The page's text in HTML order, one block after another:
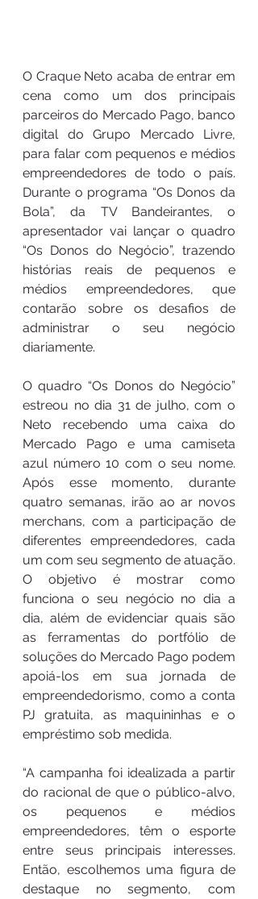
O Craque Neto acaba de entrar em
cena como um dos principais
parceiros do Mercado Pago, banco
digital do Grupo Mercado Livre,
para falar com pequenos e médios
empreendedores de todo o país.
Durante o programa “Os Donos da
Bola”, da TV Bandeirantes, o
apresentador vai lançar o quadro
“Os Donos do Negócio”, trazendo
histórias reais de pequenos e
médios empreendedores, que
contarão sobre os desafios de
administrar o seu negócio
diariamente.
O quadro “Os Donos do Negócio”
estreou no dia 31 de julho, com o
Neto recebendo uma caixa do
Mercado Pago e uma camiseta
azul número 10 com o seu nome.
Após esse momento, durante
quatro semanas, irão ao ar novos
merchans, com a participação de
diferentes empreendedores, cada
um com seu segmento de atuação.
O objetivo é mostrar como
funciona o seu negócio no dia a
dia, além de evidenciar quais são
as ferramentas do portfólio de
soluções do Mercado Pago podem
apoiá-los em sua jornada de
empreendedorismo, como a conta
PJ gratuita, as maquininhas e o
empréstimo sob medida.
“A campanha foi idealizada a partir
do racional de que o público-alvo,
os pequenos e médios
empreendedores, têm o esporte
entre seus principais interesses.
Então, escolhemos uma figura de
destaque no segmento, com